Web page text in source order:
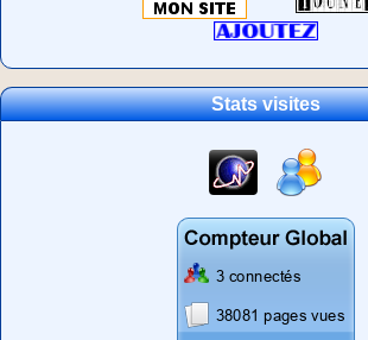
Stats visites